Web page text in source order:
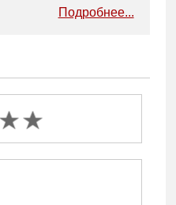
Подробнее...